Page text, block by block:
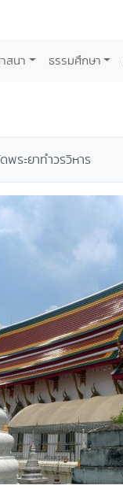
สนา ธรรมศึกษา
พระยาทำวรวิหาร